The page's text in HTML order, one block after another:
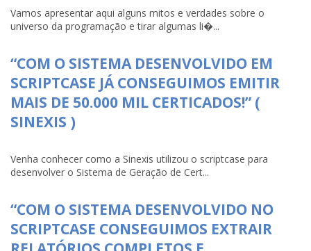
Vamos apresentar aqui alguns mitos e verdades sobre o
universo da programação e tirar algumas li�...
“COM O SISTEMA DESENVOLVIDO EM
SCRIPTCASE JÁ CONSEGUIMOS EMITIR
MAIS DE 50.000 MIL CERTICADOS!” (
SINEXIS )
Venha conhecer como a Sinexis utilizou o scriptcase para
desenvolver o Sistema de Geração de Cert...
“COM O SISTEMA DESENVOLVIDO NO
SCRIPTCASE CONSEGUIMOS EXTRAIR